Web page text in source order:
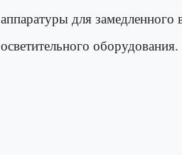
аппаратуры для замедленного
осветительного оборудования.